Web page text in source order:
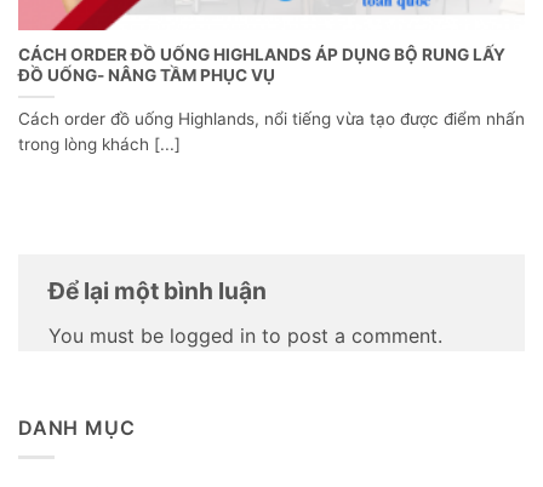
CÁCH ORDER ĐỒ UỐNG HIGHLANDS ÁP DỤNG BỘ RUNG LẤY
ĐỒ UỐNG- NÂNG TẦM PHỤC VỤ
Cách order đồ uống Highlands, nổi tiếng vừa tạo được điểm nhấn
trong lòng khách [...]
Để lại một bình luận
You must be logged in to post a comment.
DANH MỤC